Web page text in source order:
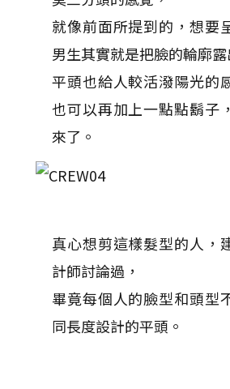
就像前面所提到的，想要
男生其實就是把臉的輪廓露
平頭也給人較活潑陽光的
也可以再加上一點點鬍子
來了。
真心想剪這樣髮型的人，
計師討論過，
畢竟每個人的臉型和頭型
同長度設計的平頭。